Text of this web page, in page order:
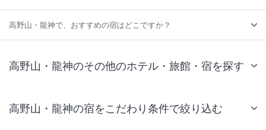
高野山・龍神で、おすすめの宿はどこですか？
高野山・龍神のその他のホテル・旅館・宿を探す
高野山・龍神の宿をこだわり条件で絞り込む